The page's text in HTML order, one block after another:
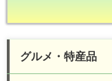
グルメ・特産品